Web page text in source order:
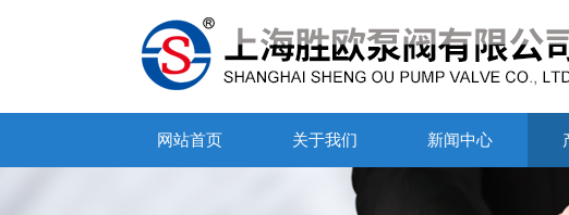
网站首页 关于我们 新闻中心